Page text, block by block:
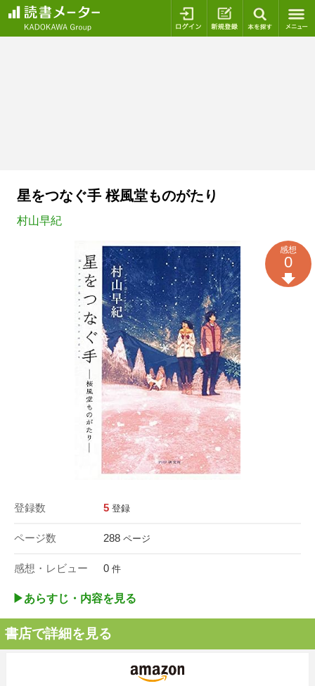
ログイン 新規登録
星をつなぐ手 桜風堂ものがたり
村山早紀
登録数 5 登録
ページ数 288 ページ
感想・レビュー 0 件
感想
0
▶︎あらすじ・内容を見る
書店で詳細を見る